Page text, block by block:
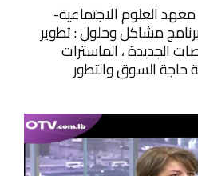
العلوم الاجتماعية-
برنامج مشاكل وحلول : تطوير
الجديدة ، الماسترات
حاجة السوق والتطور